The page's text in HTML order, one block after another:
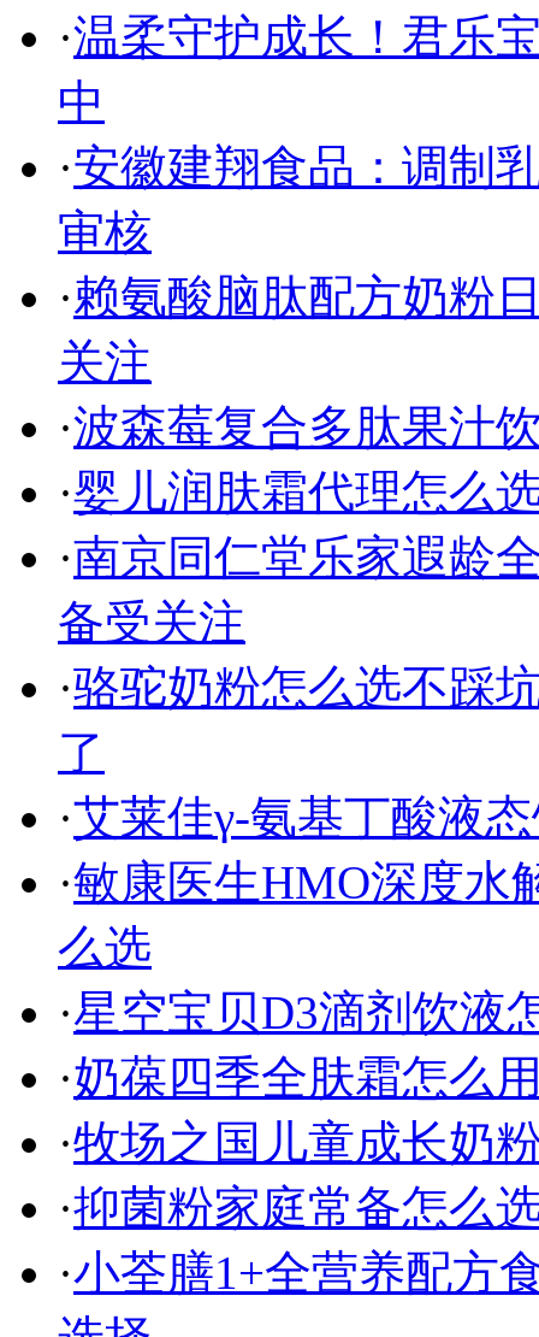
·温柔守护成长！君乐
中
·安徽建翔食品：调制
审核
·赖氨酸脑肽配方奶粉
关注
·波森莓复合多肽果汁
·婴儿润肤霜代理怎么
·南京同仁堂乐家遐龄
备受关注
·骆驼奶粉怎么选不踩
了
·艾莱佳γ-氨基丁酸液
·敏康医生HMO深度水
么选
·星空宝贝D3滴剂饮液
·奶葆四季全肤霜怎么
·牧场之国儿童成长奶
·抑菌粉家庭常备怎么
·小荃膳1+全营养配方